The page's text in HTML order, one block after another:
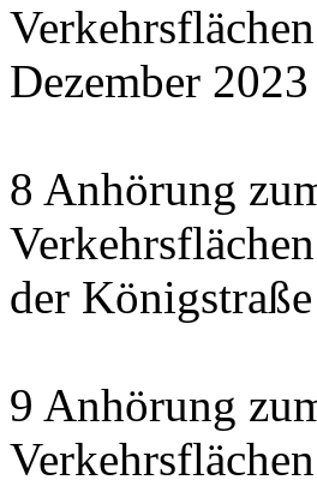
Dezember 2023
8 Anhörung
der
9 Anhörung